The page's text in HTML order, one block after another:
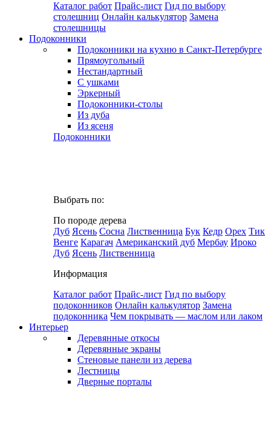
Каталог работ Прайс-лист Гид по выбору
столешниц Онлайн калькулятор Замена
столешницы
Подоконники
Подоконники на кухню в Санкт-Петербурге
Прямоугольный
Нестандартный
С ушками
Эркерный
Подоконники-столы
Из дуба
Из ясеня
Подоконники
Выбрать по:
По породе дерева
Дуб Ясень Сосна Лиственница Бук Кедр Орех Тик
Венге Карагач Американский дуб Мербау Ироко
Дуб Ясень Лиственница
Информация
Каталог работ Прайс-лист Гид по выбору
подоконников Онлайн калькулятор Замена
подоконника Чем покрывать — маслом или лаком
Интерьер
Деревянные откосы
Деревянные экраны
Стеновые панели из дерева
Лестницы
Дверные порталы